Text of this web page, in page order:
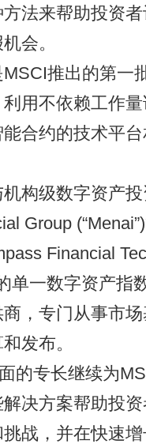
法来帮助投资
会。
推出的第一
用不依赖工作
合约的技术平
级数字资产投
Group
Financial
单一数字资产指
，专门从事市
发布。
专长继续为
决方案帮助投
战，并在快速